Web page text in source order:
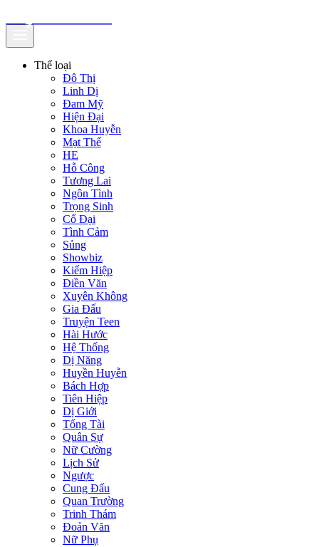
Thể loại
Đô Thị
Linh Dị
Đam Mỹ
Hiện Đại
Khoa Huyễn
Mạt Thế
HE
Hỗ Công
Tương Lai
Ngôn Tình
Trọng Sinh
Cổ Đại
Tình Cảm
Sủng
Showbiz
Kiếm Hiệp
Điền Văn
Xuyên Không
Gia Đấu
Truyện Teen
Hài Hước
Hệ Thống
Dị Năng
Huyền Huyễn
Bách Hợp
Tiên Hiệp
Dị Giới
Tổng Tài
Quân Sự
Nữ Cường
Lịch Sử
Ngược
Cung Đấu
Quan Trường
Trinh Thám
Đoản Văn
Nữ Phụ